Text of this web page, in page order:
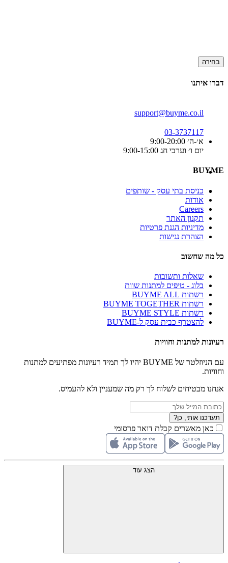
בחירה
דברו איתנו
support@buyme.co.il
03-3737117
א׳-ה׳ 9:00-20:00
יום ו׳ וערבי חג 9:00-15:00
BUYME
כניסת בתי עסק - שותפים
אודות
Careers
תקנון האתר
מדיניות הגנת פרטיות
הצהרת נגישות
כל מה שחשוב
שאלות ותשובות
בלוג - טיפים למתנות שוות
רשתות BUYME ALL
רשתות BUYME TOGETHER
רשתות BUYME STYLE
להצטרף כבית עסק ל-BUYME
רעיונות למתנות וחוויות
עם הניוזלטר של BUYME יהיו לך תמיד רעיונות מפתיעים למתנות
וחוויות.
אנחנו מבטיחים לשלוח לך רק מה שמעניין ולא להעמיס.
תעדכנו אותי, כן?
כאן מאשרים קבלת דואר פרסומי
הצג עוד